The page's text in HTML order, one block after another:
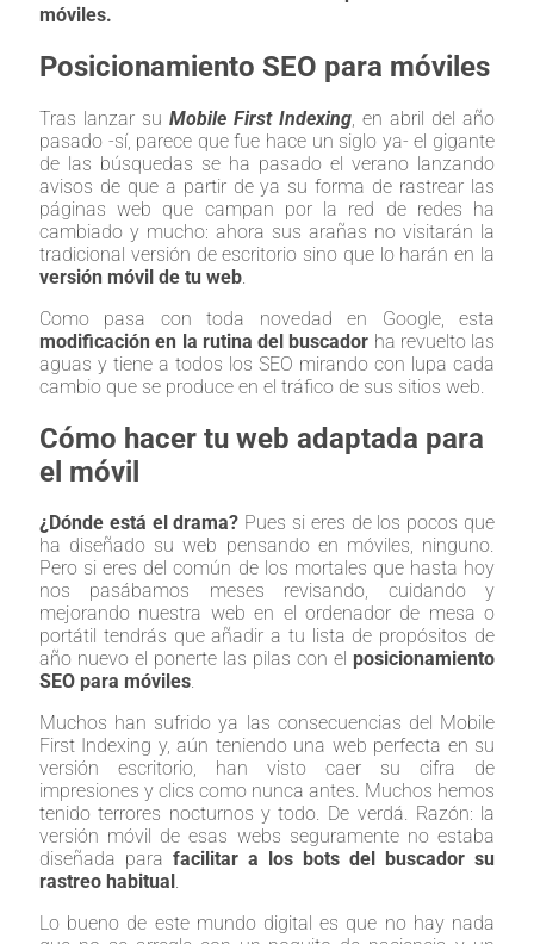
móviles.
Posicionamiento SEO para móviles
Tras lanzar su Mobile First Indexing , en abril del año
pasado -sí, parece que fue hace un siglo ya- el gigante
de las búsquedas se ha pasado el verano lanzando
avisos de que a partir de ya su forma de rastrear las
páginas web que campan por la red de redes ha
cambiado y mucho: ahora sus arañas no visitarán la
tradicional versión de escritorio sino que lo harán en la
versión móvil de tu web
Como pasa con toda novedad en Google, esta
modificación en la rutina del buscador ha revuelto las
aguas y tiene a todos los SEO mirando con lupa cada
cambio que se produce en el tráfico de sus sitios web.
Cómo hacer tu web adaptada para
el móvil
¿Dónde está el drama? Pues si eres de los pocos que
ha diseñado su web pensando en móviles, ninguno.
Pero si eres del común de los mortales que hasta hoy
nos pasábamos meses revisando, cuidando y
mejorando nuestra web en el ordenador de mesa o
portátil tendrás que añadir a tu lista de propósitos de
año nuevo el ponerte las pilas con el posicionamiento
SEO para móviles.
Muchos han sufrido ya las consecuencias del Mobile
First Indexing y, aún teniendo una web perfecta en su
versión escritorio, han visto caer su cifra de
impresiones y clics como nunca antes. Muchos hemos
tenido terrores nocturnos y todo. De verdá. Razón: la
versión móvil de esas webs seguramente no estaba
diseñada para facilitar a los bots del buscador su
rastreo habitual .
Lo bueno de este mundo digital es que no hay nada